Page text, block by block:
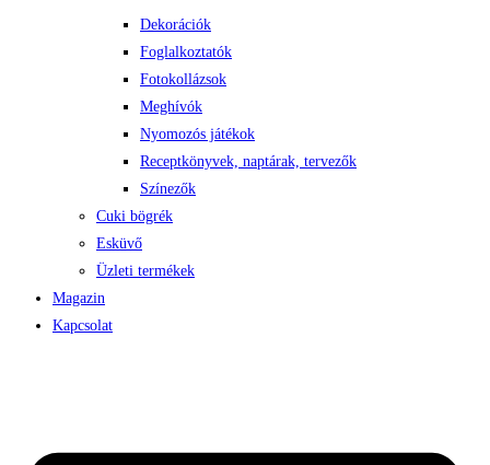
Dekorációk
Foglalkoztatók
Fotokollázsok
Meghívók
Nyomozós játékok
Receptkönyvek, naptárak, tervezők
Színezők
Cuki bögrék
Esküvő
Üzleti termékek
Magazin
Kapcsolat